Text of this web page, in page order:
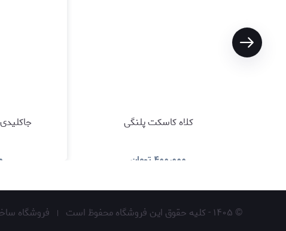
کلاه کاسکت پلنگی
۴۰۰٫۰۰۰ تومان
© ۱۴۰۵-کلیه حقوق این فروشگاه محفوظ است فروشگاه